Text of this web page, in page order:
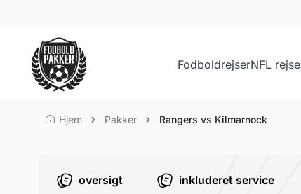
FodboldrejserNFL
Rangers vs Kilmarnock
Hjem Pakker Rangers vs Kilmarnock
oversigt inkluderet service